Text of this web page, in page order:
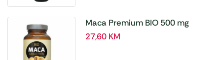
Maca Premium BIO 500 mg
tablete, a180 tbl – Hanoju
27,60 KM